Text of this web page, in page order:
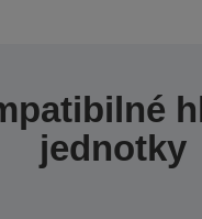
jednotky